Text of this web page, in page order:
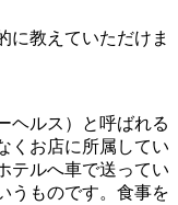
に教えていただけま
ヘルス）と呼ばれる
くお店に所属してい
テルへ車で送ってい
うものです。食事を